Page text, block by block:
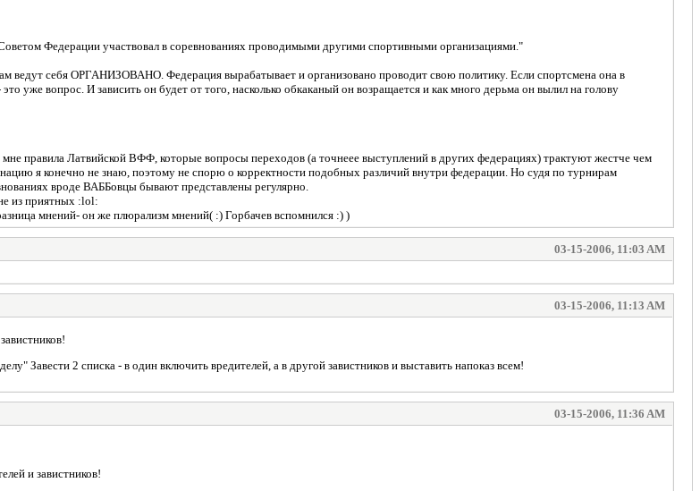
Федерации участвовал в соревнованиях проводимыми другими спортивными организациями."
себя ОРГАНИЗОВАНО. Федерация вырабатывает и организовано проводит свою политику. Если спортсмена она в
уже вопрос. И зависить он будет от того, насколько обкаканый он возращается и как много дерьма он вылил на голову
правила Латвийской ВФФ, которые вопросы переходов (а точнеее выступлений в других федерациях) трактуют жестче чем
я конечно не знаю, поэтому не спорю о корректности подобных различий внутри федерации. Но судя по турнирам
вроде ВАББовцы бывают представлены регулярно.
из приятных :lol:
мнений- он же плюрализм мнений( :) Горбачев вспомнился :) )
03-15-2006, 11:03 AM
03-15-2006, 11:13 AM
Завести 2 списка - в один включить вредителей, а в другой завистников и выставить напоказ всем!
03-15-2006, 11:36 AM
и завистников!